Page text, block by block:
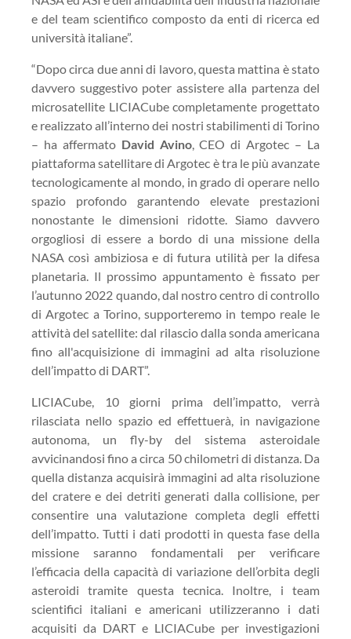
e del team scientifico composto da enti di ricerca ed
università italiane”.
“Dopo circa due anni di lavoro, questa mattina è stato
davvero suggestivo poter assistere alla partenza del
microsatellite LICIACube completamente progettato
e realizzato all’interno dei nostri stabilimenti di Torino
– ha affermato David Avino, CEO di Argotec – La
piattaforma satellitare di Argotec è tra le più avanzate
tecnologicamente al mondo, in grado di operare nello
spazio profondo garantendo elevate prestazioni
nonostante le dimensioni ridotte. Siamo davvero
orgogliosi di essere a bordo di una missione della
NASA così ambiziosa e di futura utilità per la difesa
planetaria. Il prossimo appuntamento è fissato per
l’autunno 2022 quando, dal nostro centro di controllo
di Argotec a Torino, supporteremo in tempo reale le
attività del satellite: dal rilascio dalla sonda americana
fino all'acquisizione di immagini ad alta risoluzione
dell’impatto di DART”.
LICIACube, 10 giorni prima dell’impatto, verrà
rilasciata nello spazio ed effettuerà, in navigazione
autonoma, un fly-by del sistema asteroidale
avvicinandosi fino a circa 50 chilometri di distanza. Da
quella distanza acquisirà immagini ad alta risoluzione
del cratere e dei detriti generati dalla collisione, per
consentire una valutazione completa degli effetti
dell’impatto. Tutti i dati prodotti in questa fase della
missione saranno fondamentali per verificare
l’efficacia della capacità di variazione dell’orbita degli
asteroidi tramite questa tecnica. Inoltre, i team
scientifici italiani e americani utilizzeranno i dati
acquisiti da DART e LICIACube per investigazioni